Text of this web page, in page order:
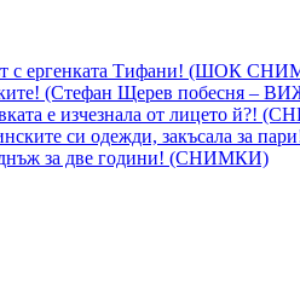
път с ергенката Тифани! (ШОК
(Стефан Щерев побесня –
е изчезнала от лицето й?!
си одежди, закъсала за
за две години! (СНИМКИ)